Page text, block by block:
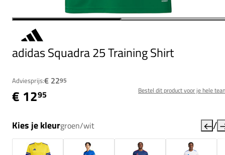
adidas Squadra 25 Training Shirt
Adviesprijs:€ 2295
€ 1295 Bestel dit product voor je hele
Kies je kleurgroen/wit /